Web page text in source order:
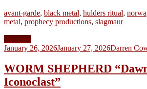
avant-garde, black metal, hulders ritual,
metal, prophecy productions, slagmaur
Reviews
January 26, 2026January 27, 2026Darren
WORM SHEPHERD
Iconoclast”